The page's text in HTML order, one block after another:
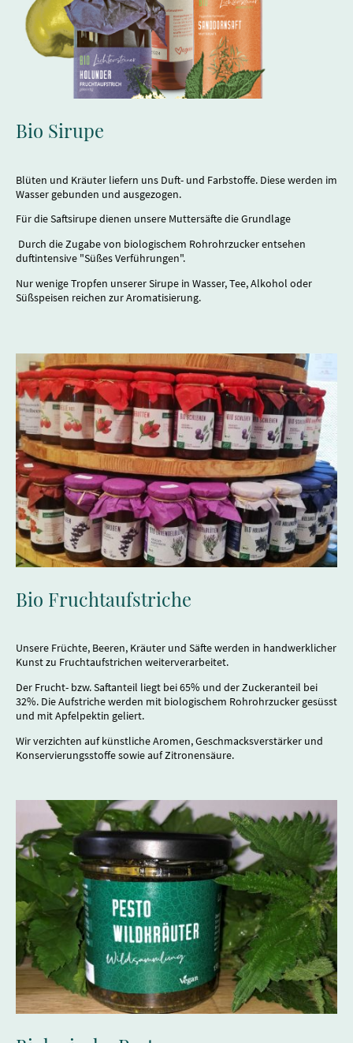
Bio Sirupe
Blüten und Kräuter liefern uns Duft- und Farbstoffe. Diese werden im
Wasser gebunden und ausgezogen.
Für die Saftsirupe dienen unsere Muttersäfte die Grundlage
Durch die Zugabe von biologischem Rohrohrzucker entsehen
duftintensive "Süßes Verführungen".
Nur wenige Tropfen unserer Sirupe in Wasser, Tee, Alkohol oder
Süßspeisen reichen zur Aromatisierung.
Bio Fruchtaufstriche
Unsere Früchte, Beeren, Kräuter und Säfte werden in handwerklicher
Kunst zu Fruchtaufstrichen weiterverarbeitet.
Der Frucht- bzw. Saftanteil liegt bei 65% und der Zuckeranteil bei
32%. Die Aufstriche werden mit biologischem Rohrohrzucker gesüsst
und mit Apfelpektin geliert.
Wir verzichten auf künstliche Aromen, Geschmacksverstärker und
Konservierungsstoffe sowie auf Zitronensäure.